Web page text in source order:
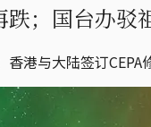
跌；国台办
港与大陆签订